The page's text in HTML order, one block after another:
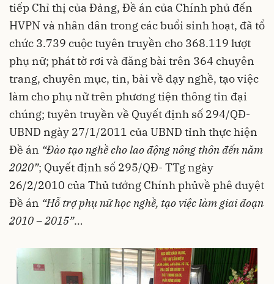
tiếp Chỉ thị của Đảng, Đề án của Chính phủ đến
HVPN và nhân dân trong các buổi sinh hoạt, đã tổ
chức 3.739 cuộc tuyên truyền cho 368.119 lượt
phụ nữ; phát tờ rơi và đăng bài trên 364 chuyên
trang, chuyên mục, tin, bài về dạy nghề, tạo việc
làm cho phụ nữ trên phương tiện thông tin đại
chúng; tuyên truyền về Quyết định số 294/QĐ-
UBND ngày 27/1/2011 của UBND tỉnh thực hiện
Đề án “Đào tạo nghề cho lao động nông thôn đến năm
2020”; Quyết định số 295/QĐ- TTg ngày
26/2/2010 của Thủ tướng Chính phủvề phê duyệt
Đề án “Hỗ trợ phụ nữ học nghề, tạo việc làm giai đoạn
2010 – 2015”…